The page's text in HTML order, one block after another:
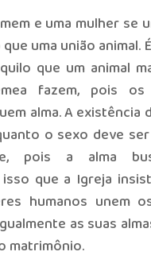
e uma mulher se
uma união animal.
que um animal
fazem, pois os
alma. A existência
o sexo deve
pois a alma
que a Igreja
humanos unem
as suas
matrimônio.